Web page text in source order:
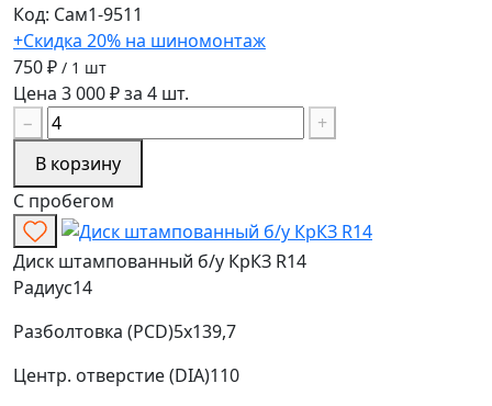
Код: Сам1-9511
+Скидка 20% на шиномонтаж
750 ₽ / 1 шт
Цена 3 000 ₽ за 4 шт.
−
+
В корзину
С пробегом
Диск штампованный б/у КрКЗ R14
Радиус14
Разболтовка (PCD)5x139,7
Центр. отверстие (DIA)110